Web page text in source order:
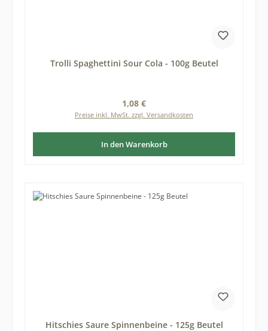
Trolli Spaghettini Sour Cola - 100g Beutel
Regulärer Preis:
1,08 €
Preise inkl. MwSt. zzgl. Versandkosten
In den Warenkorb
Hitschies Saure Spinnenbeine - 125g Beutel